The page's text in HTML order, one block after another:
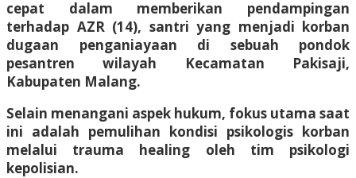
cepat dalam memberikan pendampingan
terhadap AZR (14), santri yang menjadi korban
dugaan penganiayaan di sebuah pondok
pesantren wilayah Kecamatan Pakisaji,
Kabupaten Malang.
Selain menangani aspek hukum, fokus utama saat
ini adalah pemulihan kondisi psikologis korban
melalui trauma healing oleh tim psikologi
kepolisian.